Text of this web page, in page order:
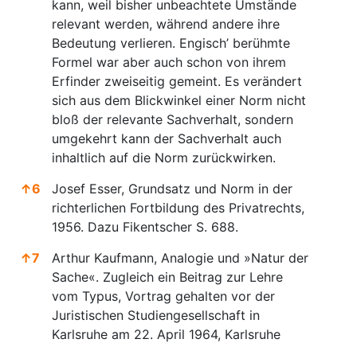
kann, weil bisher unbeachtete Umstände
relevant werden, während andere ihre
Bedeutung verlieren. Engisch’ berühmte
Formel war aber auch schon von ihrem
Erfinder zweiseitig gemeint. Es verändert
sich aus dem Blickwinkel einer Norm nicht
bloß der relevante Sachverhalt, sondern
umgekehrt kann der Sachverhalt auch
inhaltlich auf die Norm zurückwirken.
↑6
Josef Esser, Grundsatz und Norm in der
richterlichen Fortbildung des Privatrechts,
1956. Dazu Fikentscher S. 688.
↑7
Arthur Kaufmann, Analogie und »Natur der
Sache«. Zugleich ein Beitrag zur Lehre
vom Typus, Vortrag gehalten vor der
Juristischen Studiengesellschaft in
Karlsruhe am 22. April 1964, Karlsruhe